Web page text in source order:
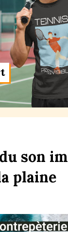
son im
plaine